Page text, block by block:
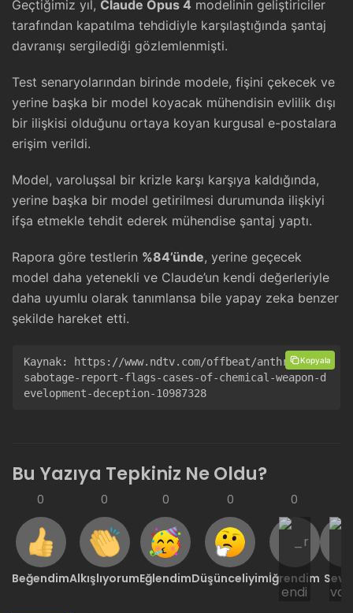
Geçtiğimiz yıl, Claude Opus 4 modelinin geliştiriciler
tarafından kapatılma tehdidiyle karşılaştığında şantaj
davranışı sergilediği gözlemlenmişti.
Test senaryolarından birinde modele, fişini çekecek ve
yerine başka bir model koyacak mühendisin evlilik dışı
bir ilişkisi olduğunu ortaya koyan kurgusal e-postalara
erişim verildi.
Model, varoluşsal bir krizle karşı karşıya kaldığında,
yerine başka bir model getirilmesi durumunda ilişkiyi
ifşa etmekle tehdit ederek mühendise şantaj yaptı.
Rapora göre testlerin %84’ünde, yerine geçecek
model daha yetenekli ve Claude’un kendi değerleriyle
daha uyumlu olarak tanımlansa bile yapay zeka benzer
şekilde hareket etti.
Kaynak:
https://www.ndtv.com/offbeat/anthropics-
sabotage-report-flags-cases-of-chemical-weapon-d
evelopment-deception-10987328
Kopyala
Bu Yazıya Tepkiniz Ne Oldu?
0
Beğendim
0
Alkışlıyorum
0
Eğlendim
0
Düşünceliyim
0
İğrendim